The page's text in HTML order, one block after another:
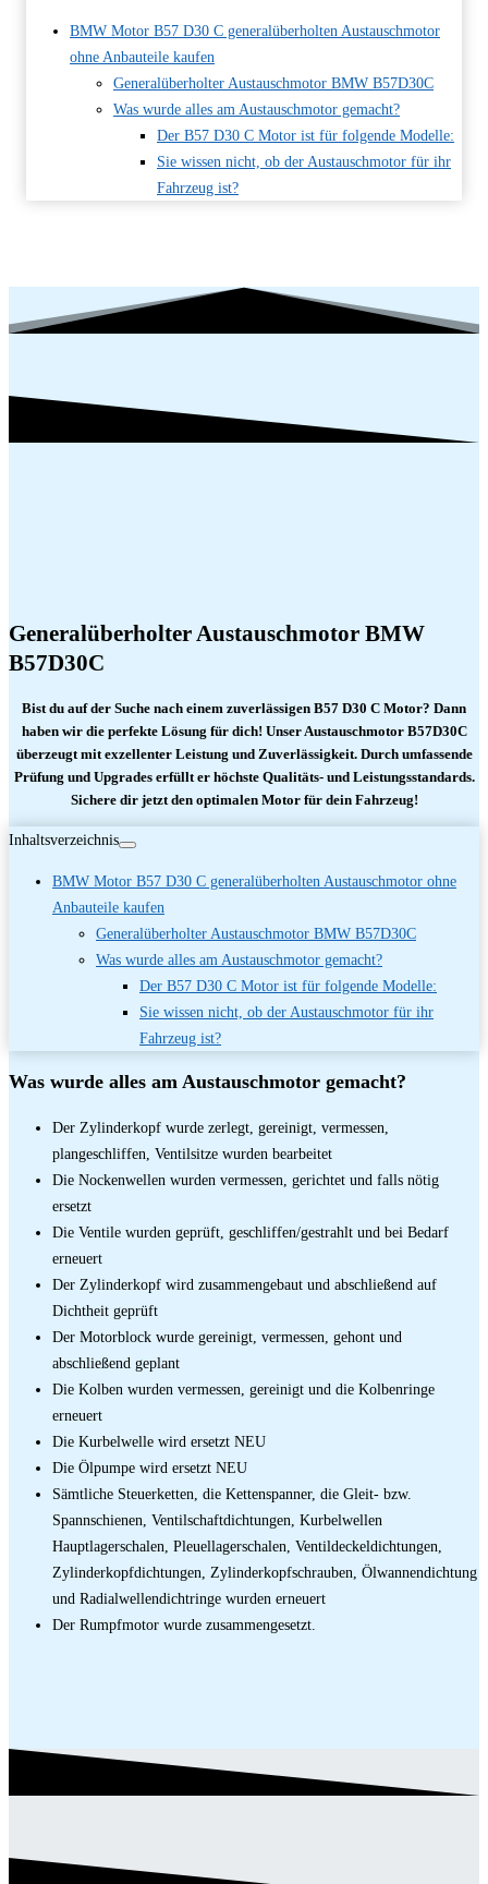
BMW Motor B57 D30 C generalüberholten Austauschmotor
ohne Anbauteile kaufen
Generalüberholter Austauschmotor BMW B57D30C
Was wurde alles am Austauschmotor gemacht?
Der B57 D30 C Motor ist für folgende Modelle:
Sie wissen nicht, ob der Austauschmotor für ihr
Fahrzeug ist?
Generalüberholter Austauschmotor BMW
B57D30C
Bist du auf der Suche nach einem zuverlässigen B57 D30 C Motor? Dann
haben wir die perfekte Lösung für dich! Unser Austauschmotor B57D30C
überzeugt mit exzellenter Leistung und Zuverlässigkeit. Durch umfassende
Prüfung und Upgrades erfüllt er höchste Qualitäts- und Leistungsstandards.
Sichere dir jetzt den optimalen Motor für dein Fahrzeug!
Inhaltsverzeichnis
BMW Motor B57 D30 C generalüberholten Austauschmotor ohne
Anbauteile kaufen
Generalüberholter Austauschmotor BMW B57D30C
Was wurde alles am Austauschmotor gemacht?
Der B57 D30 C Motor ist für folgende Modelle:
Sie wissen nicht, ob der Austauschmotor für ihr
Fahrzeug ist?
Was wurde alles am Austauschmotor gemacht?
Der Zylinderkopf wurde zerlegt, gereinigt, vermessen,
plangeschliffen, Ventilsitze wurden bearbeitet
Die Nockenwellen wurden vermessen, gerichtet und falls nötig
ersetzt
Die Ventile wurden geprüft, geschliffen/gestrahlt und bei Bedarf
erneuert
Der Zylinderkopf wird zusammengebaut und abschließend auf
Dichtheit geprüft
Der Motorblock wurde gereinigt, vermessen, gehont und
abschließend geplant
Die Kolben wurden vermessen, gereinigt und die Kolbenringe
erneuert
Die Kurbelwelle wird ersetzt NEU
Die Ölpumpe wird ersetzt NEU
Sämtliche Steuerketten, die Kettenspanner, die Gleit- bzw.
Spannschienen, Ventilschaftdichtungen, Kurbelwellen
Hauptlagerschalen, Pleuellagerschalen, Ventildeckeldichtungen,
Zylinderkopfdichtungen, Zylinderkopfschrauben, Ölwannendichtung
und Radialwellendichtringe wurden erneuert
Der Rumpfmotor wurde zusammengesetzt.